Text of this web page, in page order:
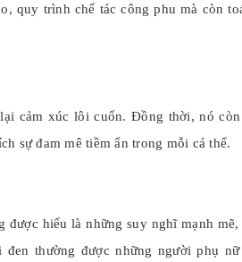
quy trình chế tác công phu mà còn
cảm xúc lôi cuốn. Đồng thời, nó
sự đam mê tiềm ẩn trong mỗi cá thể.
được hiểu là những suy nghĩ mạnh
thường được những người phụ